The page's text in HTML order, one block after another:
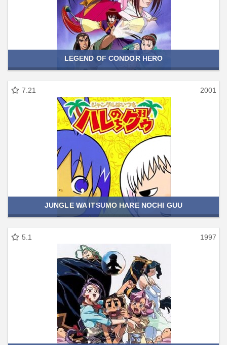
LEGEND OF CONDOR HERO
7.21 2001
JUNGLE WA ITSUMO HARE NOCHI GUU
5.1 1997